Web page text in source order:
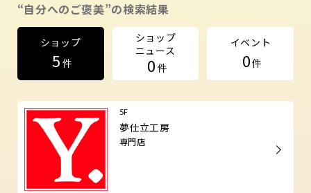
“自分へのご褒美”の検索結果
ショップ
5 件
ショップ
ニュース
0 件
イベント
0件
5F
夢仕立工房
専門店